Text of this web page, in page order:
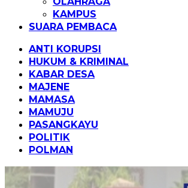
KAMPUS
SUARA PEMBACA
ANTI KORUPSI
HUKUM & KRIMINAL
KABAR DESA
MAJENE
MAMASA
MAMUJU
PASANGKAYU
POLITIK
POLMAN